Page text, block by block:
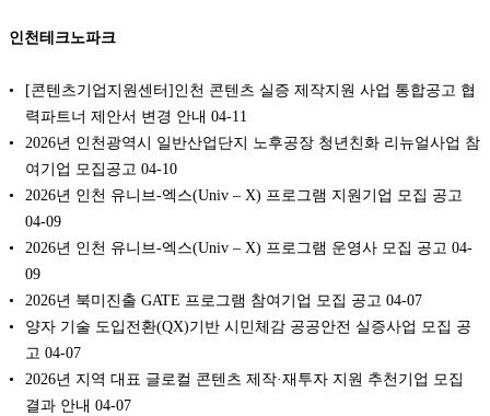
인천테크노파크
[콘텐츠기업지원센터]인천 콘텐츠 실증 제작지원 사업 통합공고 협
력파트너 제안서 변경 안내 04-11
2026년 인천광역시 일반산업단지 노후공장 청년친화 리뉴얼사업 참
여기업 모집공고 04-10
2026년 인천 유니브-엑스(Univ – X) 프로그램 지원기업 모집 공고
04-09
2026년 인천 유니브-엑스(Univ – X) 프로그램 운영사 모집 공고 04-
09
2026년 북미진출 GATE 프로그램 참여기업 모집 공고 04-07
양자 기술 도입전환(QX)기반 시민체감 공공안전 실증사업 모집 공
고 04-07
2026년 지역 대표 글로컬 콘텐츠 제작·재투자 지원 추천기업 모집
결과 안내 04-07